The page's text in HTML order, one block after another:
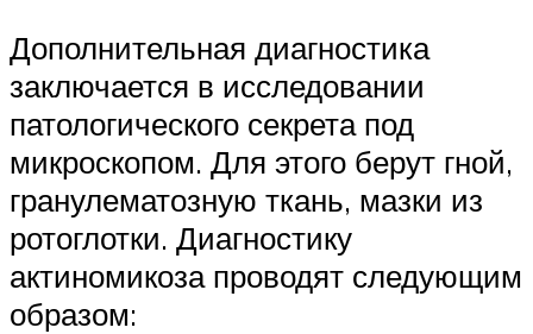
Дополнительная диагностика
заключается в исследовании
патологического секрета под
микроскопом. Для этого берут гной,
гранулематозную ткань, мазки из
ротоглотки. Диагностику
актиномикоза проводят следующим
образом: